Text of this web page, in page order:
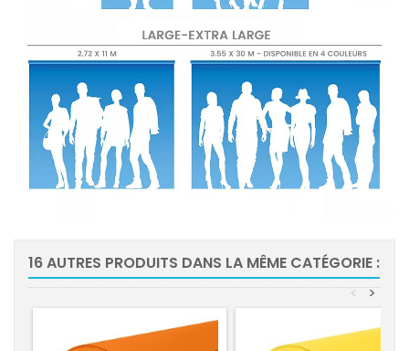
16 AUTRES PRODUITS DANS LA MÊME CATÉGORIE :
>
<